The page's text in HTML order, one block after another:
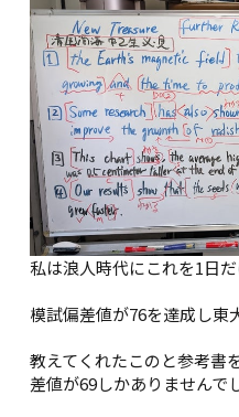
私は浪人時代にこれを1日
模試偏差値が76を達成し東
教えてくれたこのと参考書
差値が69しかありませんで